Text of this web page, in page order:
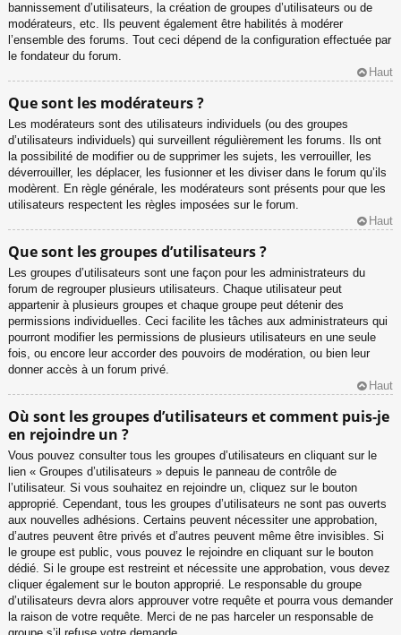
bannissement d’utilisateurs, la création de groupes d’utilisateurs ou de
modérateurs, etc. Ils peuvent également être habilités à modérer
l’ensemble des forums. Tout ceci dépend de la configuration effectuée par
le fondateur du forum.
Haut
Que sont les modérateurs ?
Les modérateurs sont des utilisateurs individuels (ou des groupes
d’utilisateurs individuels) qui surveillent régulièrement les forums. Ils ont
la possibilité de modifier ou de supprimer les sujets, les verrouiller, les
déverrouiller, les déplacer, les fusionner et les diviser dans le forum qu’ils
modèrent. En règle générale, les modérateurs sont présents pour que les
utilisateurs respectent les règles imposées sur le forum.
Haut
Que sont les groupes d’utilisateurs ?
Les groupes d’utilisateurs sont une façon pour les administrateurs du
forum de regrouper plusieurs utilisateurs. Chaque utilisateur peut
appartenir à plusieurs groupes et chaque groupe peut détenir des
permissions individuelles. Ceci facilite les tâches aux administrateurs qui
pourront modifier les permissions de plusieurs utilisateurs en une seule
fois, ou encore leur accorder des pouvoirs de modération, ou bien leur
donner accès à un forum privé.
Haut
Où sont les groupes d’utilisateurs et comment puis-je
en rejoindre un ?
Vous pouvez consulter tous les groupes d’utilisateurs en cliquant sur le
lien « Groupes d’utilisateurs » depuis le panneau de contrôle de
l’utilisateur. Si vous souhaitez en rejoindre un, cliquez sur le bouton
approprié. Cependant, tous les groupes d’utilisateurs ne sont pas ouverts
aux nouvelles adhésions. Certains peuvent nécessiter une approbation,
d’autres peuvent être privés et d’autres peuvent même être invisibles. Si
le groupe est public, vous pouvez le rejoindre en cliquant sur le bouton
dédié. Si le groupe est restreint et nécessite une approbation, vous devez
cliquer également sur le bouton approprié. Le responsable du groupe
d’utilisateurs devra alors approuver votre requête et pourra vous demander
la raison de votre requête. Merci de ne pas harceler un responsable de